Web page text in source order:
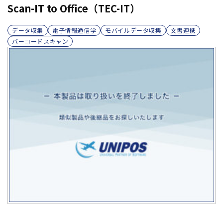
Scan-IT to Office（TEC-IT）
データ収集 電子情報通信学 モバイルデータ収集
文書連携
バーコードスキャン